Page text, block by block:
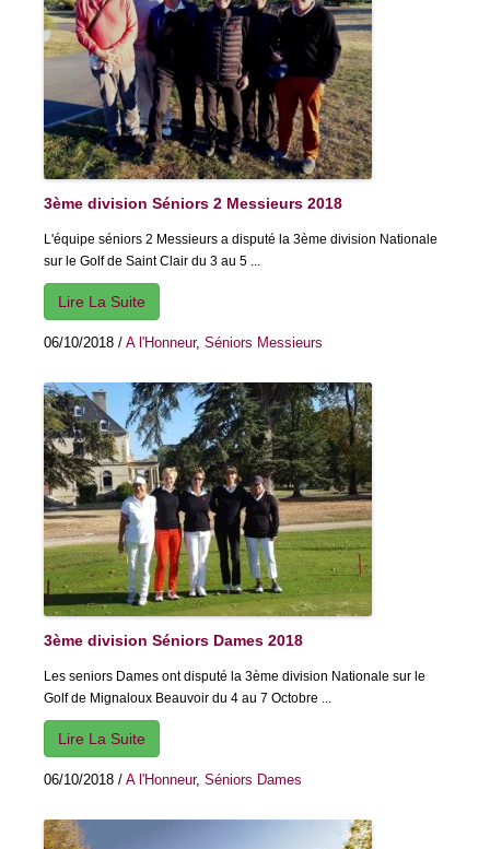
3ème division Séniors 2 Messieurs 2018
L'équipe séniors 2 Messieurs a disputé la 3ème division Nationale
sur le Golf de Saint Clair du 3 au 5 ...
Lire La Suite
06/10/2018 / A l'Honneur, Séniors Messieurs
3ème division Séniors Dames 2018
Les seniors Dames ont disputé la 3ème division Nationale sur le
Golf de Mignaloux Beauvoir du 4 au 7 Octobre ...
Lire La Suite
06/10/2018 / A l'Honneur, Séniors Dames